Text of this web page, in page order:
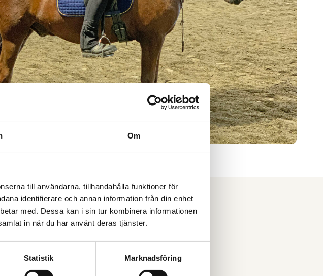
Om
till användarna, tillhandahålla funktioner för
identifierare och annan information från din enhet
med. Dessa kan i sin tur kombinera informationen
in när du har använt deras tjänster.
Statistik Marknadsföring